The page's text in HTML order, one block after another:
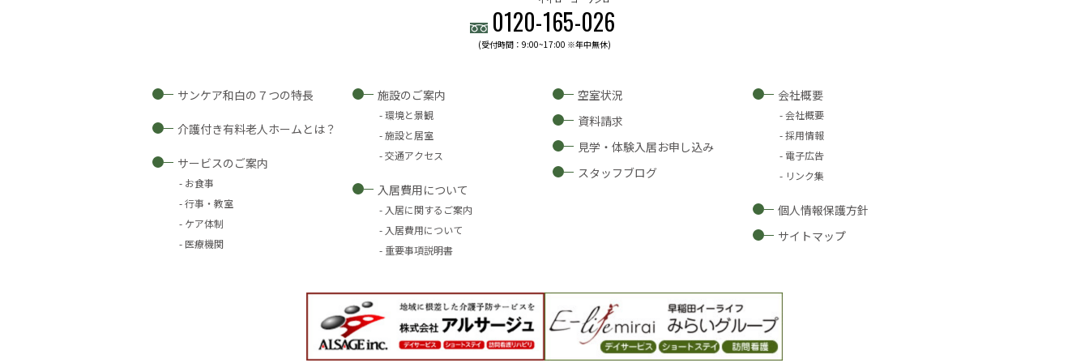
0120-165-026
(受付時間：9:00~17:00 ※年中無休)
サンケア和白の７つの特長
介護付き有料老人ホームとは？
サービスのご案内
お食事
行事・教室
ケア体制
医療機関
施設のご案内
環境と景観
施設と居室
交通アクセス
入居費用について
入居に関するご案内
入居費用について
重要事項説明書
空室状況
資料請求
見学・体験入居お申し込み
スタッフブログ
会社概要
会社概要
採用情報
電子広告
リンク集
個人情報保護方針
サイトマップ